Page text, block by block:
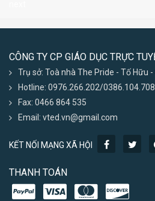
CÔNG TY CP GIÁO DỤC TRỰC
Trụ sở: Toà nhà The Pride - Tố Hữu -
Hotline: 0976.266.202/0386.104.708
Fax: 0466 864 535
Email: vted.vn@gmail.com
KẾT NỐI MẠNG XÃ HỘI
THANH TOÁN